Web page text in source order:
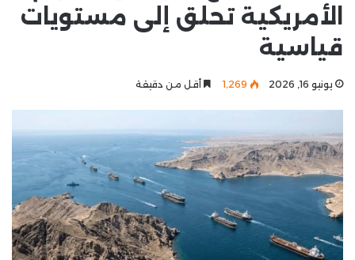
الأمريكية تحلق إلى مستويات
قياسية
يونيو 16, 2026 1٬269 أقل من دقيقة